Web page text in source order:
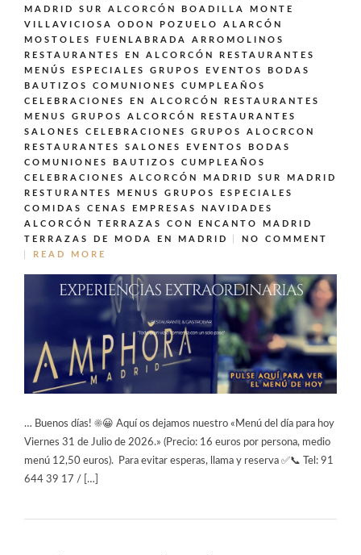
MADRID SUR ALCORCÓN BOADILLA MONTE
VILLAVICIOSA ODON POZUELO ALARCÓN
MOSTOLES FUENLABRADA ARROMOLINOS
RESTAURANTES EN ALCORCÓN
RESTAURANTES
MENÚS ESPECIALES GRUPOS EVENTOS BODAS
BAUTIZOS COMUNIONES CUMPLEAÑOS
CELEBRACIONES EN ALCORCÓN
RESTAURANTES
MENUS GRUPOS ALCORCÓN
RESTAURANTES
SALONES CELEBRACIONES GRUPOS ALOCRCON
RESTAURANTES SALONES EVENTOS BODAS
COMUNIONES BAUTIZOS CUMPLEAÑOS
CELEBRACIONES ALCORCÓN MADRID SUR MADRID
RESTURANTES MENUS GRUPOS ESPECIALES
COMIDAS CENAS EMPRESAS NAVIDADES
ALCORCÓN
TERRAZAS CON ENCANTO MADRID
TERRAZAS DE MODA EN MADRID
NO COMMENT
READ MORE
… Buenos días! ☀️😀 Aquí os dejamos nuestro «Menú del día para hoy
Viernes 31 de Julio de 2026.» (Precio: 16 euros por persona, medio
menú 12,50 euros). Para evitar esperas, llama y reserva ✅📞 Tel: 91
644 39 17 / […]